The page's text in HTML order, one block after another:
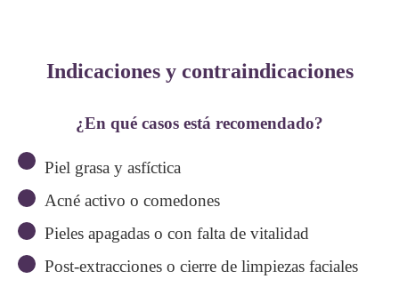
Indicaciones y contraindicaciones
¿En qué casos está recomendado?
Piel grasa y asfíctica
Acné activo o comedones
Pieles apagadas o con falta de vitalidad
Post-extracciones o cierre de limpiezas faciales